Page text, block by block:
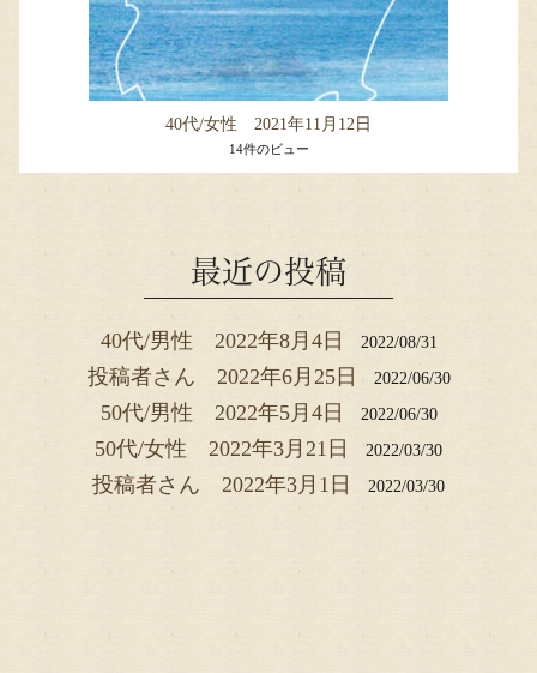
40代/女性 2021年11月12日
14件のビュー
最近の投稿
40代/男性 2022年8月4日 2022/08/31
投稿者さん 2022年6月25日 2022/06/30
50代/男性 2022年5月4日 2022/06/30
50代/女性 2022年3月21日 2022/03/30
投稿者さん 2022年3月1日 2022/03/30